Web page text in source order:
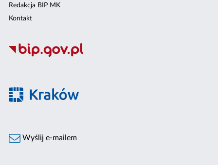
Redakcja BIP MK
Kontakt
Wyślij e-mailem